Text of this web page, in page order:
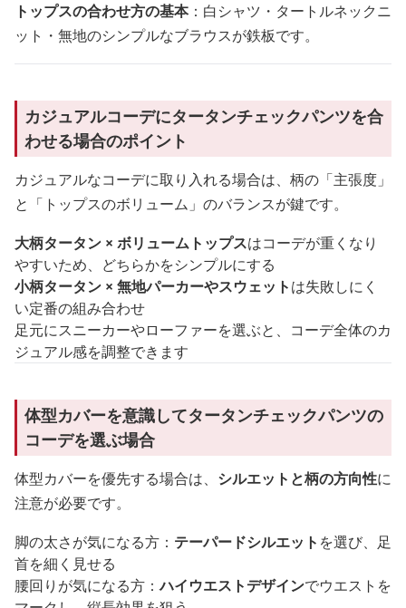
トップスの合わせ方の基本：白シャツ・タートルネックニ
ット・無地のシンプルなブラウスが鉄板です。
カジュアルコーデにタータンチェックパンツを合
わせる場合のポイント
カジュアルなコーデに取り入れる場合は、柄の「主張度」
と「トップスのボリューム」のバランスが鍵です。
大柄タータン × ボリュームトップスはコーデが重くなり
やすいため、どちらかをシンプルにする
小柄タータン × 無地パーカーやスウェットは失敗しにく
い定番の組み合わせ
足元にスニーカーやローファーを選ぶと、コーデ全体のカ
ジュアル感を調整できます
体型カバーを意識してタータンチェックパンツの
コーデを選ぶ場合
体型カバーを優先する場合は、 シルエットと柄の方向性に
注意が必要です。
脚の太さが気になる方： テーパードシルエット を選び、足
首を細く見せる
腰回りが気になる方：ハイウエストデザインでウエストを